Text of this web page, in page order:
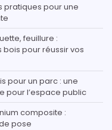
pratiques pour une
feuillure :
pour réussir vos
pour un parc : une
pour l’espace public
composite :
pose